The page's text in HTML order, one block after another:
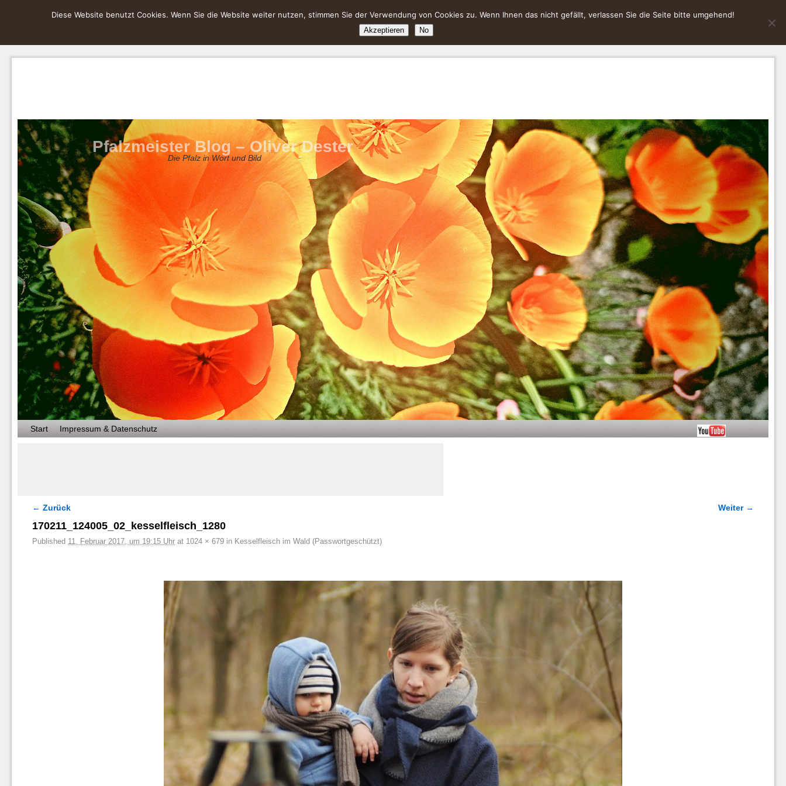
Pfalzmeister Blog – Oliver Dester
Die Pfalz in Wort und Bild
Zum Inhalt wechseln
Zum sekundären Inhalt wechseln
Start Impressum & Datenschutz
Bilder-Navigation
← Zurück Weiter →
170211_124005_02_kesselfleisch_1280
Published 11. Februar 2017, um 19:15 Uhr at 1024 × 679 in Kesselfleisch im Wald (Passwortgeschützt)
Diese Website benutzt Cookies. Wenn Sie die Website weiter nutzen, stimmen Sie der Verwendung von Cookies zu. Wenn Ihnen das nicht gefällt, verlassen Sie die Seite bitte umgehend!
Akzeptieren No